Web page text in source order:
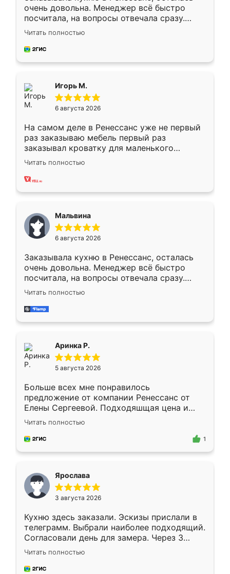
очень довольна. Менеджер всё быстро
посчитала, на вопросы отвечала сразу.
Замерщик приехал в субботу, подошёл к
делу со всей ответственностью. Собрали
за день, ребята работали аккуратно, даже
Читать полностью
Игорь М.
6 августа 2026
На самом деле в Ренессанс уже не первый
раз заказываю мебель первый раз
заказывал кроватку для маленького
ребёнка при его рождении ,во второй раз
заказал шкаф-купе. По качеству очень
хорошее сборка достаточно быстрая,
меньше, здесь же он более разнообразный.
Мне нравится ,если что-то потребуется из
мебели буду заказывать только здесь.
Читать полностью
Мальвина
6 августа 2026
Заказывала кухню в Ренессанс, осталась
очень довольна. Менеджер всё быстро
посчитала, на вопросы отвечала сразу.
Замерщик приехал в субботу, подошёл к
делу со всей ответственностью. Собрали
за день, ребята работали аккуратно, даже
Читать полностью
Аринка Р.
5 августа 2026
Больше всех мне понравилось
предложение от компании Ренессанс от
Елены Сергеевой. Подходяшщая цена и
короткие сроки изготовления. Приехавший
для замера сотрудник Владислав
предложил по моему эскизу самый
Читать полностью
1
Ярослава
3 августа 2026
Кухню здесь заказали. Эскизы прислали в
телеграмм. Выбрали наиболее подходящий.
Согласовали день для замера. Через 3
недели кухня была уже готова. Остались
довольны работой. Спасибо Ренессанс
мебель за качественную работу!
Читать полностью